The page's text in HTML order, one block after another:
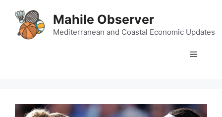
content
Mahile Observer
Mediterranean and Coastal Economic Updates
Menu